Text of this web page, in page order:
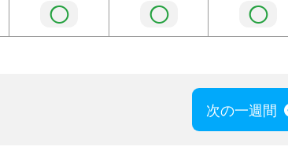
◯ ◯ ◯
次の一週間